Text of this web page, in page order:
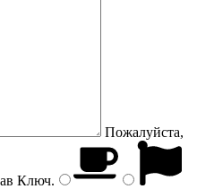
Пожалуйста,
Ключ.